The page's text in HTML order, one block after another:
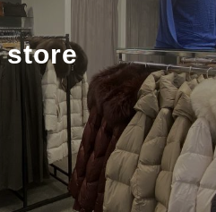
store